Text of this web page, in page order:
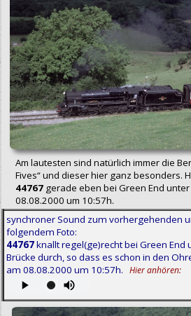
Am lautesten sind natürlich immer die
Fives“ und dieser hier ganz besonders.
44767gerade eben bei Green End unter
08.08.2000 um 10:57h.
synchroner Sound zum vorhergehenden
folgendem Foto:
44767knallt regel(ge)recht bei Green End
Brücke durch, so dass es schon in den
am 08.08.2000 um 10:57h.
Hier anhören: